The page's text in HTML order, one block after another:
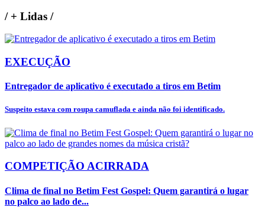
/+ Lidas /
EXECUÇÃO
Entregador de aplicativo é executado a tiros em Betim
Suspeito estava com roupa camuflada e ainda não foi identificado.
COMPETIÇÃO ACIRRADA
Clima de final no Betim Fest Gospel: Quem garantirá o lugar
no palco ao lado de...